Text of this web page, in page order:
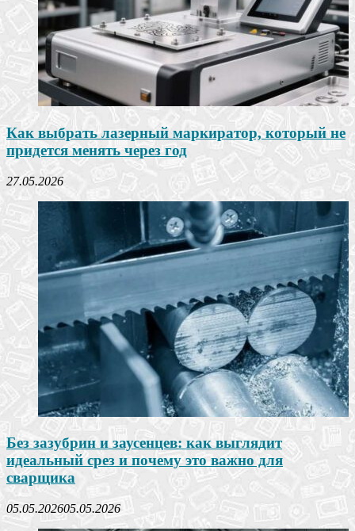
Как выбрать лазерный маркиратор, который не
придется менять через год
27.05.2026
Без зазубрин и заусенцев: как выглядит
идеальный срез и почему это важно для
сварщика
05.05.202605.05.2026